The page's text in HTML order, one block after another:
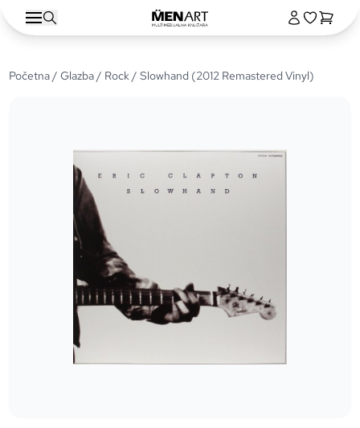
Početna/Glazba/ Rock/ Slowhand (2012 Remastered Vinyl)